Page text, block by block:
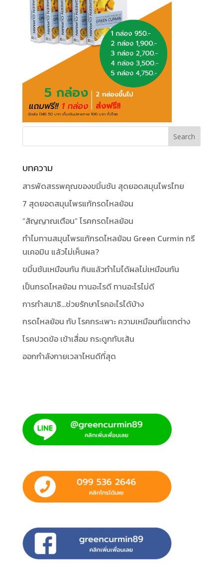
บทความ
สารพัดสรรพคุณของขมิ้นชัน สุดยอดสมุนไพรไทย
7 สุดยอดสมุนไพรแก้กรดไหลย้อน
“สัญญาณเตือน” โรคกรดไหลย้อน
ทำไมทานสมุนไพรแก้กรดไหลย้อน Green Curmin กรี
นเคอมิน แล้วไม่เห็นผล?
ขมิ้นชันเหมือนกัน กินแล้วทำไมได้ผลไม่เหมือนกัน
เป็นกรดไหลย้อน ทานอะไรดี ทานอะไรไม่ดี
การทำสมาธิ…ช่วยรักษาโรคอะไรได้บ้าง
กรดไหลย้อน กับ โรคกระเพาะ ความเหมือนที่แตกต่าง
โรคปวดข้อ เข้าเสื่อม กระดูกทับเส้น
ออกกำลังกายเวลาไหนดีที่สุด